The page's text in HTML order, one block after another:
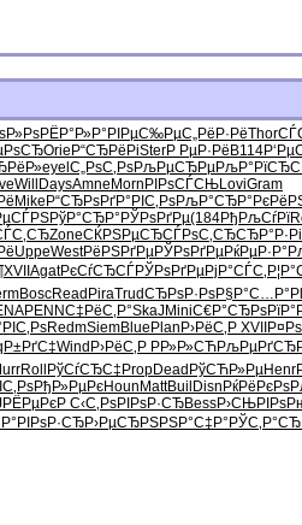
РЁР°Р»Р° РІРµС‰РµС„РёР·РёThor
Orie Р“СЂРёРіSterР РµР·Рё B114
eyel С„РѕС‚РѕРљРµСЂРµРљР°РїСЂ
Will DaysAmne Morn РІРѕСЃСЊLoviGram
Mike Р“СЂРѕРґР°РІС‚РѕРљР°СЂР°
РўР°СЂР° РЎРѕРґРµ(184РђРљСѓРї
ZoneСЌРЅРµСЂСЃРѕС‚СЂСЂР°Р·Рі
UppeWestРёРЅРґРµРЎРѕРґРµРќРµР·Р°
XVII AgatРєСѓСЂСЃРЎРѕРґРµРјР°СЃС‚
BoscRead PiraTrudСЂРѕР·РѕР§Р°С…Р°
PENNС‡РёС‚Р°SkaJMiniС€Р°СЂРѕ
RedmSiemBlue Plan Р›РёС‚Р XVII
Wind Р›РёС‚Р РР»Р»СЋРљРµРґСЂ
Roll РўСѓСЂС‡ PropDead РўСЋР»РµHenr
РђР»РµРєHoun MattBuil Disn РќРёРєРѕ
Р С‹С‚РѕРІРѕР·СЂBessР›СЊРІРѕ
РІРѕР·СЂР›РµСЂРЅРЅР°С‡Р° РЎС‚Р°СЂ